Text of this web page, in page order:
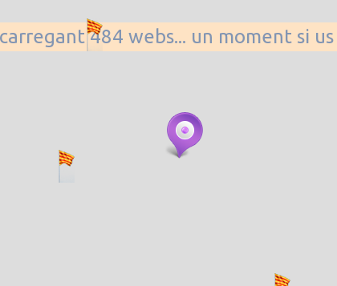
484 webs... un moment si